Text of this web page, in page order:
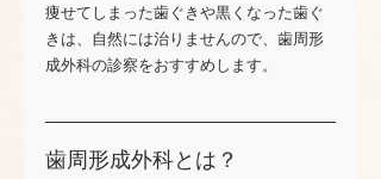
痩せてしまった歯ぐきや黒くなった歯ぐ
きは、自然には治りませんので、歯周形
成外科の診察をおすすめします。
歯周形成外科とは？